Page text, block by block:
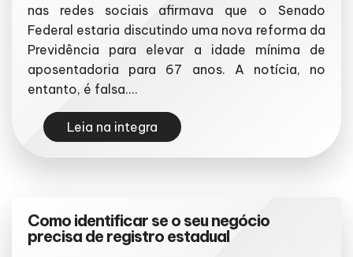
nas redes sociais afirmava que o Senado
Federal estaria discutindo uma nova reforma da
Previdência para elevar a idade mínima de
aposentadoria para 67 anos. A notícia, no
entanto, é falsa....
Leia na integra
Como identificar se o seu negócio
precisa de registro estadual